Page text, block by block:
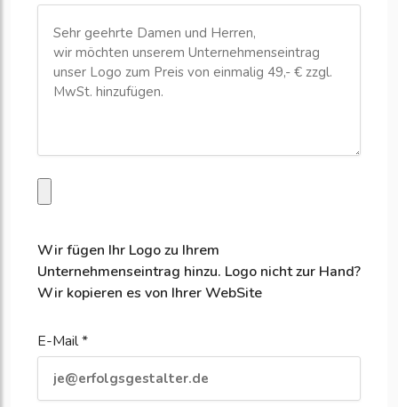
Wir fügen Ihr Logo zu Ihrem
Unternehmenseintrag hinzu. Logo nicht zur Hand?
Wir kopieren es von Ihrer WebSite
E-Mail *